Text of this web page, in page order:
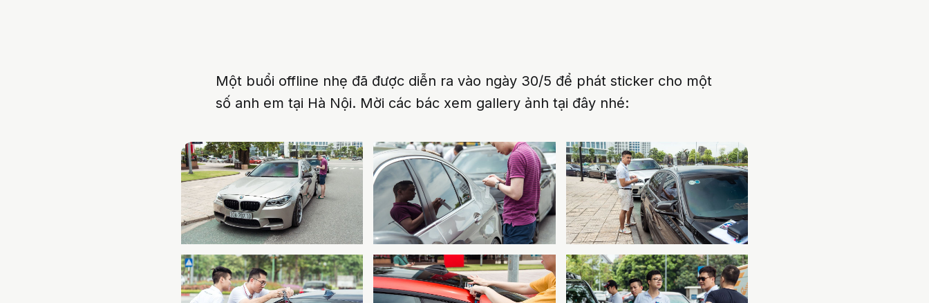
Một buổi offline nhẹ đã được diễn ra vào ngày 30/5 để phát sticker cho một
số anh em tại Hà Nội. Mời các bác xem gallery ảnh tại đây nhé: